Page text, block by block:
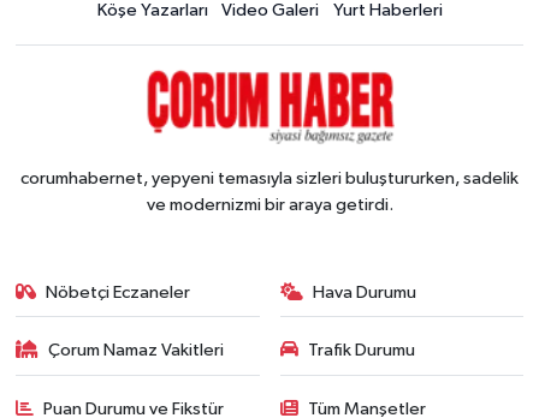
Köşe Yazarları
Video Galeri Yurt Haberleri
corumhabernet, yepyeni temasıyla sizleri buluştururken, sadelik
ve modernizmi bir araya getirdi.
Nöbetçi Eczaneler Hava Durumu
Çorum Namaz Vakitleri Trafik Durumu
Puan Durumu ve Fikstür Tüm Manşetler